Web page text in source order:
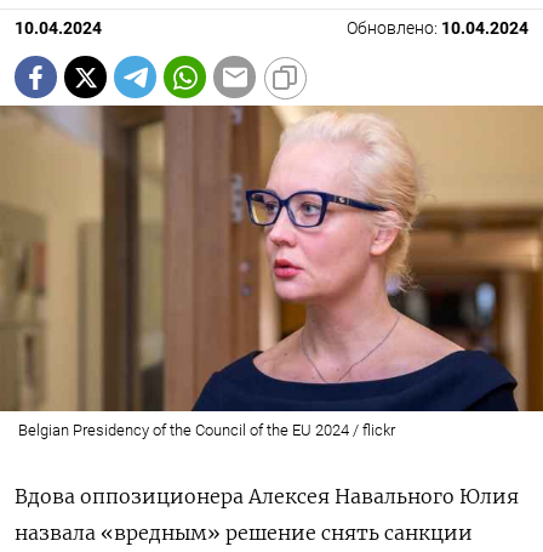
10.04.2024 Обновлено: 10.04.2024
Belgian Presidency of the Council of the EU 2024 / flickr
Вдова оппозиционера Алексея Навального Юлия
назвала «вредным» решение снять санкции